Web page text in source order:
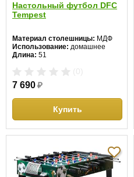
Настольный футбол DFC
Tempest
Материал столешницы: МДФ
Использование: домашнее
Длина: 51
7 690₽
Купить